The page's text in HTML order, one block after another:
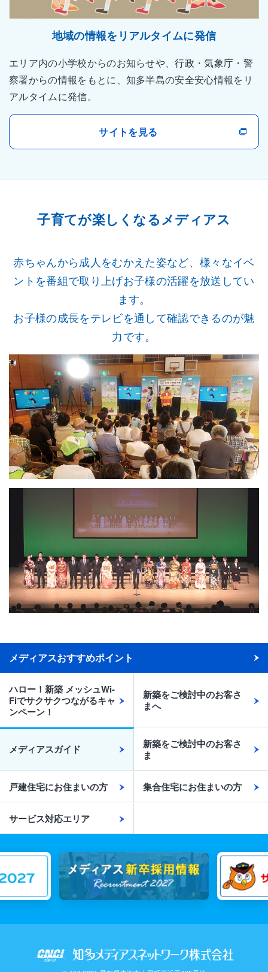
メディアスおすすめポイント
ハロー！新築 メッシュWi-
Fiでサクサクつながるキャ
ンペーン！
新築をご検討中のお客さ
まへ
メディアスガイド
新築をご検討中のお客さ
ま
戸建住宅にお住まいの方 集合住宅にお住まいの方
サービス対応エリア
地域の情報をリアルタイムに発信
エリア内の小学校からのお知らせや、行政・気象庁・警
察署からの情報をもとに、知多半島の安全安心情報をリ
アルタイムに発信。
サイトを見る
子育てが楽しくなるメディアス
赤ちゃんから成人をむかえた姿など、様々なイベ
ントを番組で取り上げお子様の活躍を放送してい
ます。
お子様の成長をテレビを通して確認できるのが魅
力です。